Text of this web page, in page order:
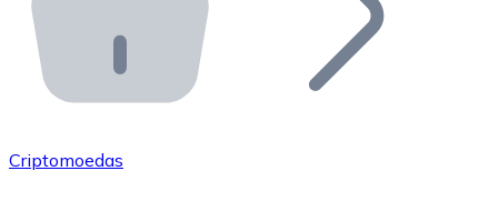
API Bitnovo
Integre nossa API no seu ecossistema.
Junte-se à nossa rede de revendedores e comercialize
Criptomoedas